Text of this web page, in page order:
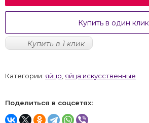
Купить в один клик
Купить в 1 клик
Категории: яйцо яйца искусственные
Поделиться в соцсетях: